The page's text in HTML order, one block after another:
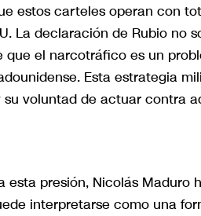
estos carteles operan con
La declaración de Rubio
que el narcotráfico es un
Esta estrategia
voluntad de actuar contra
esta presión, Nicolás Maduro
interpretarse como una